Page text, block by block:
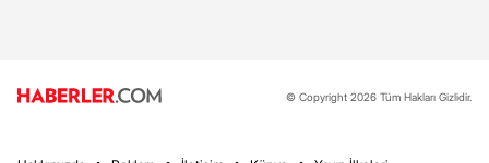
© Copyright 2026 Tüm Hakları Gizlidir.